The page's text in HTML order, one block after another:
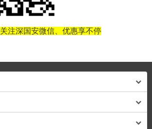
关注深国安微信、优惠享不停